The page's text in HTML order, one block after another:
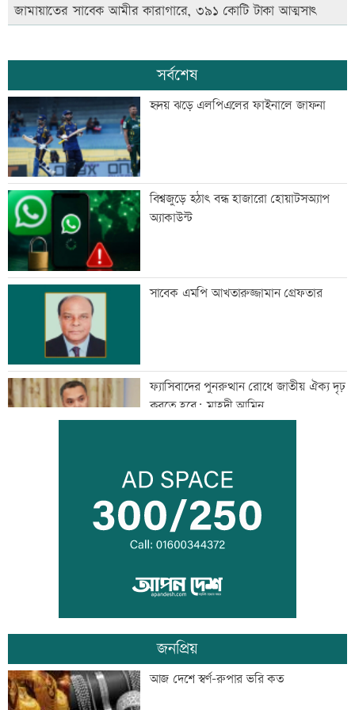
জামায়াতের সাবেক আমীর কারাগারে, ৩৯১ কোটি টাকা আত্মসাৎ
সর্বশেষ
হৃদয় ঝড়ে এলপিএলের ফাইনালে জাফনা
বিশ্বজুড়ে হঠাৎ বন্ধ হাজারো হোয়াটসঅ্যাপ
অ্যাকাউন্ট
সাবেক এমপি আখতারুজ্জামান গ্রেফতার
ফ্যাসিবাদের পুনরুত্থান রোধে জাতীয় ঐক্য দৃঢ়
করতে হবে: মাহদী আমিন
মাগুরায় সাকিব আল হাসানের বাড়িতে হামলা
জুলাই সনদ নিয়ে উত্তাল কুড়িগ্রামের রাজপথ
আদমদীঘিতে জুলাই অভ্যুত্থান স্বরণে ১১ দলীয়
জোটের গণমিছিল
জনপ্রিয়
আজ দেশে স্বর্ণ-রুপার ভরি কত